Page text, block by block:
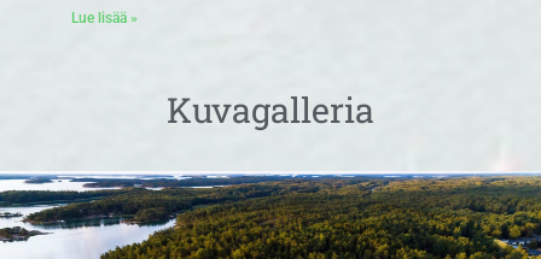
Lue lisää »
Kuvagalleria